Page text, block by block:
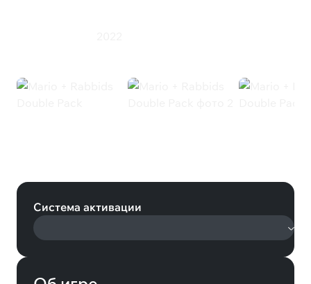
Система активации